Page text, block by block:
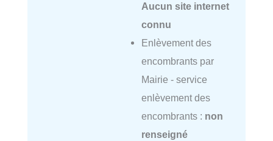
Aucun site internet
connu
Enlèvement des
encombrants par
Mairie - service
enlèvement des
encombrants : non
renseigné